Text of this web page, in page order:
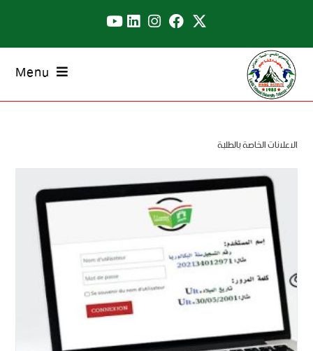
Menu
الاعلانات الخاصة بالطلبة